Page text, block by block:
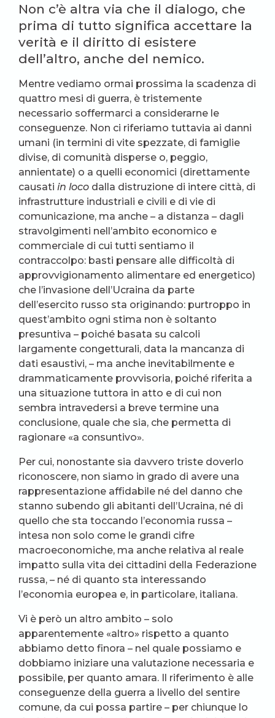
Non c’è altra via che il dialogo, che
prima di tutto significa accettare la
verità e il diritto di esistere
dell’altro, anche del nemico.
Mentre vediamo ormai prossima la scadenza di
quattro mesi di guerra, è tristemente
necessario soffermarci a considerarne le
conseguenze. Non ci riferiamo tuttavia ai danni
umani (in termini di vite spezzate, di famiglie
divise, di comunità disperse o, peggio,
annientate) o a quelli economici (direttamente
causati in loco dalla distruzione di intere città, di
infrastrutture industriali e civili e di vie di
comunicazione, ma anche – a distanza – dagli
stravolgimenti nell’ambito economico e
commerciale di cui tutti sentiamo il
contraccolpo: basti pensare alle difficoltà di
approvvigionamento alimentare ed energetico)
che l’invasione dell’Ucraina da parte
dell’esercito russo sta originando: purtroppo in
quest’ambito ogni stima non è soltanto
presuntiva – poiché basata su calcoli
largamente congetturali, data la mancanza di
dati esaustivi, – ma anche inevitabilmente e
drammaticamente provvisoria, poiché riferita a
una situazione tuttora in atto e di cui non
sembra intravedersi a breve termine una
conclusione, quale che sia, che permetta di
ragionare «a consuntivo».
Per cui, nonostante sia davvero triste doverlo
riconoscere, non siamo in grado di avere una
rappresentazione affidabile né del danno che
stanno subendo gli abitanti dell’Ucraina, né di
quello che sta toccando l’economia russa –
intesa non solo come le grandi cifre
macroeconomiche, ma anche relativa al reale
impatto sulla vita dei cittadini della Federazione
russa, – né di quanto sta interessando
l’economia europea e, in particolare, italiana.
Vi è però un altro ambito – solo
apparentemente «altro» rispetto a quanto
abbiamo detto finora – nel quale possiamo e
dobbiamo iniziare una valutazione necessaria e
possibile, per quanto amara. Il riferimento è alle
conseguenze della guerra a livello del sentire
comune, da cui possa partire – per chiunque lo